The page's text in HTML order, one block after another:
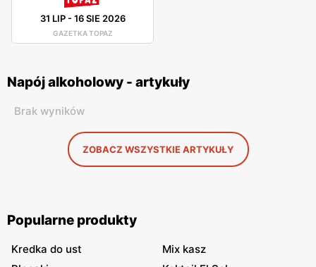
31 LIP-16 SIE 2026
GAZETKA TOPAZ
Napój alkoholowy - artykuły
Brak wyników
ZOBACZ WSZYSTKIE ARTYKUŁY
Popularne produkty
Kredka do ust
Mix kasz